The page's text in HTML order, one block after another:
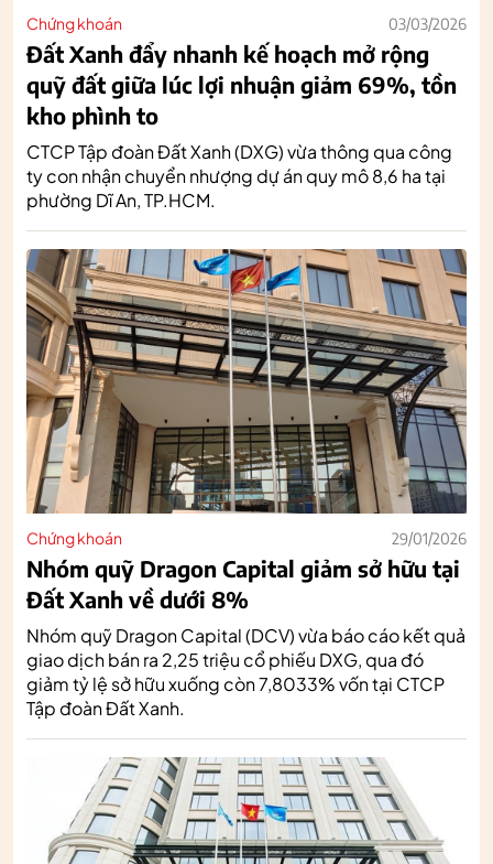
Chứng khoán 03/03/2026
Đất Xanh đẩy nhanh kế hoạch mở rộng
quỹ đất giữa lúc lợi nhuận giảm 69%, tồn
kho phình to
CTCP Tập đoàn Đất Xanh (DXG) vừa thông qua công
ty con nhận chuyển nhượng dự án quy mô 8,6 ha tại
phường Dĩ An, TP.HCM.
Chứng khoán 29/01/2026
Nhóm quỹ Dragon Capital giảm sở hữu tại
Đất Xanh về dưới 8%
Nhóm quỹ Dragon Capital (DCV) vừa báo cáo kết quả
giao dịch bán ra 2,25 triệu cổ phiếu DXG, qua đó
giảm tỷ lệ sở hữu xuống còn 7,8033% vốn tại CTCP
Tập đoàn Đất Xanh.